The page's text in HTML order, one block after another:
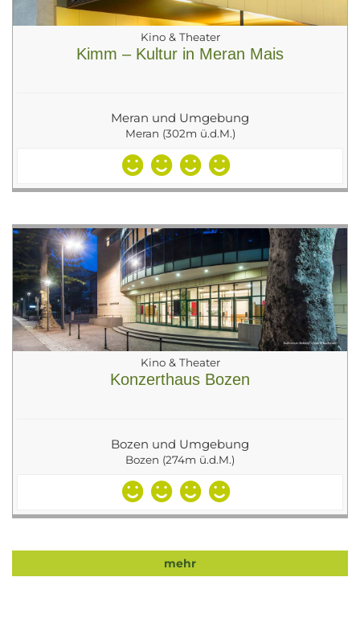
Kino & Theater
Kimm – Kultur in Meran Mais
Meran und Umgebung
Meran (302m ü.d.M.)
Kino & Theater
Konzerthaus Bozen
Bozen und Umgebung
Bozen (274m ü.d.M.)
mehr